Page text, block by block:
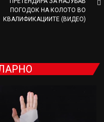
ПОГОДОК НА КОЛОТО ВО
КВАЛИФИКАЦИИТЕ (ВИДЕО)